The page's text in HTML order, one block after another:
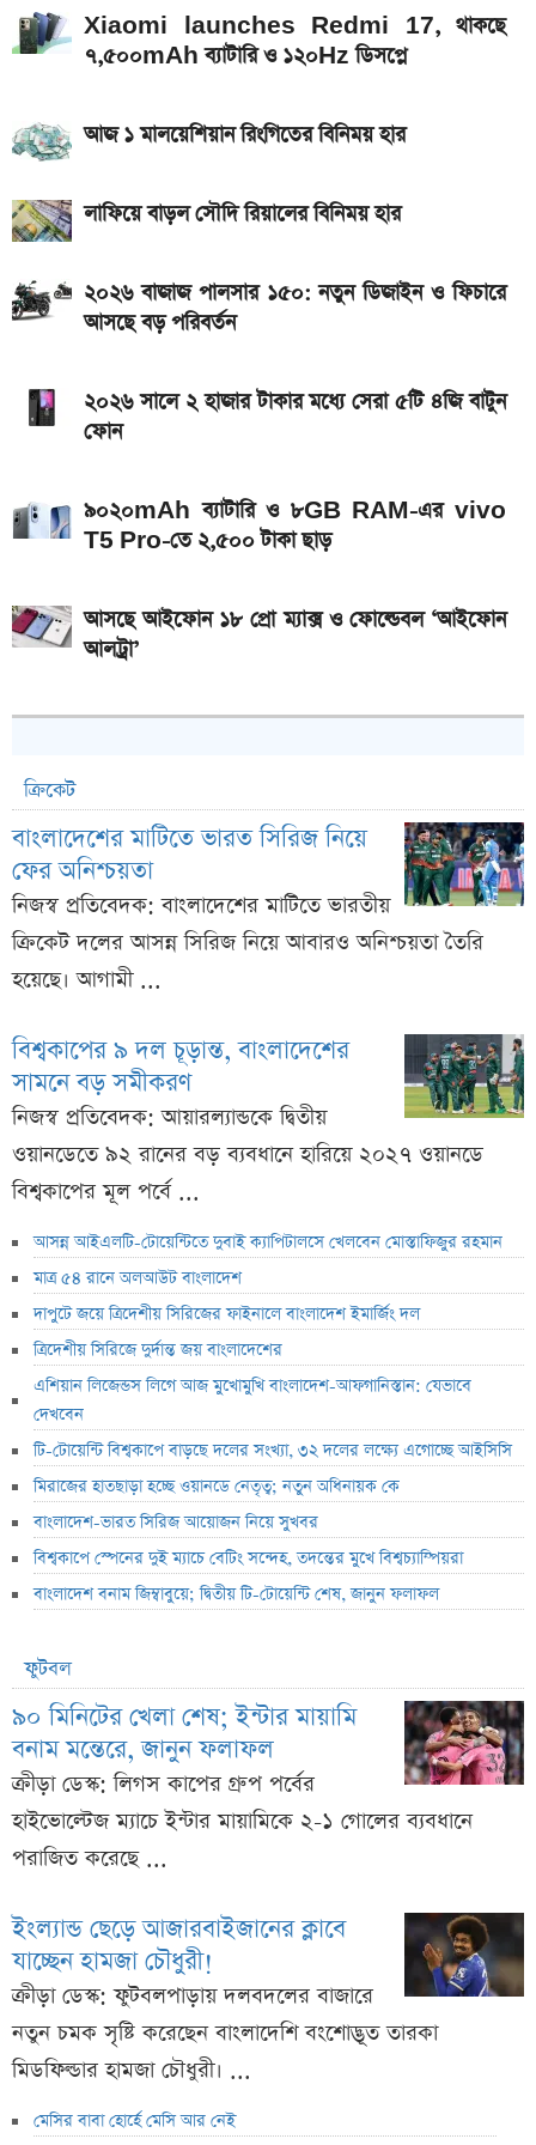
ডিসপ্লে, থাকছে সরু ফ্রেম
Bajaj Pulsar N160 S: দাম, ইঞ্জিন, ফিচার ও
রাষ্ট্রপতি নির্বাচনে দুই মনোনয়নপত্র নিল বিএনপি
Xiaomi launches Redmi 17, থাকছে
৭,৫০০mAh ব্যাটারি ও ১২০Hz ডিসপ্লে
Xiaomi launches Redmi 17, থাকছে
৭,৫০০mAh ব্যাটারি ও ১২০Hz ডিসপ্লে
আজ ১ মালয়েশিয়ান রিংগিতের বিনিময় হার
লাফিয়ে বাড়ল সৌদি রিয়ালের বিনিময় হার
২০২৬ বাজাজ পালসার ১৫০: নতুন ডিজাইন ও ফিচারে
আসছে বড় পরিবর্তন
২০২৬ সালে ২ হাজার টাকার মধ্যে সেরা ৫টি ৪জি বাটুন
ফোন
৯০২০mAh ব্যাটারি ও ৮GB RAM-এর vivo
T5 Pro-তে ২,৫০০ টাকা ছাড়
আসছে আইফোন ১৮ প্রো ম্যাক্স ও ফোল্ডেবল ‘আইফোন
আলট্রা’
ক্রিকেট
বাংলাদেশের মাটিতে ভারত সিরিজ নিয়ে
ফের অনিশ্চয়তা
নিজস্ব প্রতিবেদক: বাংলাদেশের মাটিতে ভারতীয়
ক্রিকেট দলের আসন্ন সিরিজ নিয়ে আবারও অনিশ্চয়তা তৈরি
হয়েছে। আগামী ...
বিশ্বকাপের ৯ দল চূড়ান্ত, বাংলাদেশের
সামনে বড় সমীকরণ
নিজস্ব প্রতিবেদক: আয়ারল্যান্ডকে দ্বিতীয়
ওয়ানডেতে ৯২ রানের বড় ব্যবধানে হারিয়ে ২০২৭ ওয়ানডে
বিশ্বকাপের মূল পর্বে ...
আসন্ন আইএলটি-টোয়েন্টিতে দুবাই ক্যাপিটালসে খেলবেন মোস্তাফিজুর রহমান
মাত্র ৫৪ রানে অলআউট বাংলাদেশ
দাপুটে জয়ে ত্রিদেশীয় সিরিজের ফাইনালে বাংলাদেশ ইমার্জিং দল
ত্রিদেশীয় সিরিজে দুর্দান্ত জয় বাংলাদেশের
এশিয়ান লিজেন্ডস লিগে আজ মুখোমুখি বাংলাদেশ-আফগানিস্তান: যেভাবে
দেখবেন
টি-টোয়েন্টি বিশ্বকাপে বাড়ছে দলের সংখ্যা, ৩২ দলের লক্ষ্যে এগোচ্ছে আইসিসি
মিরাজের হাতছাড়া হচ্ছে ওয়ানডে নেতৃত্ব; নতুন অধিনায়ক কে
বাংলাদেশ-ভারত সিরিজ আয়োজন নিয়ে সুখবর
বিশ্বকাপে স্পেনের দুই ম্যাচে বেটিং সন্দেহ, তদন্তের মুখে বিশ্বচ্যাম্পিয়রা
বাংলাদেশ বনাম জিম্বাবুয়ে; দ্বিতীয় টি-টোয়েন্টি শেষ, জানুন ফলাফল
ফুটবল
৯০ মিনিটের খেলা শেষ; ইন্টার মায়ামি
বনাম মন্তেরে, জানুন ফলাফল
ক্রীড়া ডেস্ক: লিগস কাপের গ্রুপ পর্বের
হাইভোল্টেজ ম্যাচে ইন্টার মায়ামিকে ২-১ গোলের ব্যবধানে
পরাজিত করেছে ...
ইংল্যান্ড ছেড়ে আজারবাইজানের ক্লাবে
যাচ্ছেন হামজা চৌধুরী!
ক্রীড়া ডেস্ক: ফুটবলপাড়ায় দলবদলের বাজারে
নতুন চমক সৃষ্টি করেছেন বাংলাদেশি বংশোদ্ভূত তারকা
মিডফিল্ডার হামজা চৌধুরী। ...
মেসির বাবা হোর্হে মেসি আর নেই